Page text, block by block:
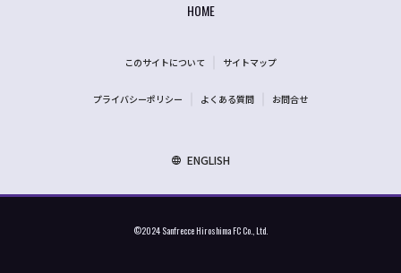
HOME
このサイトについて サイトマップ
プライバシーポリシー よくある質問 お問合せ
ENGLISH
©2024 Sanfrecce Hiroshima FC Co., Ltd.